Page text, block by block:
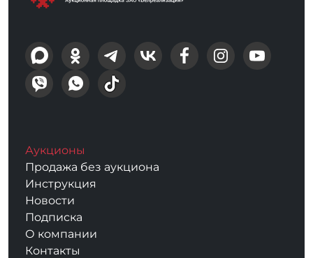
Аукционы
Продажа без аукциона
Инструкция
Новости
Подписка
О компании
Контакты